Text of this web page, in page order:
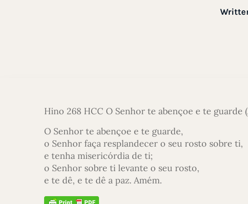
Hino 268 HCC O Senhor te abençoe e te guarde
O Senhor te abençoe e te guarde,
o Senhor faça resplandecer o seu rosto sobre ti,
e tenha misericórdia de ti;
o Senhor sobre ti levante o seu rosto,
e te dê, e te dê a paz. Amém.